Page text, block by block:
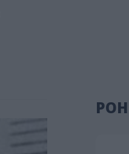
ΡΟΗ